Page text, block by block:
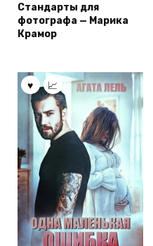
Стандарты для
фотографа — Марика
Крамор